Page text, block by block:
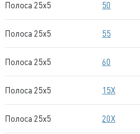
Полоса 25x5 50
Полоса 25x5 55
Полоса 25x5 60
Полоса 25x5 15Х
Полоса 25x5 20Х